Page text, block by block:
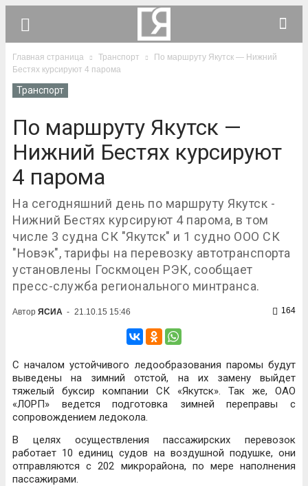
Главная страница Транспорт
По маршруту Якутск — Нижний
Бестях курсируют 4 парома
Транспорт
По маршруту Якутск —
Нижний Бестях курсируют
4 парома
На сегодняшний день по маршруту Якутск -
Нижний Бестях курсируют 4 парома, в том
числе 3 судна СК "Якутск" и 1 судно ООО СК
"Новэк", тарифы на перевозку автотранспорта
установлены Госкмоцен РЭК, сообщает
пресс-служба регионального минтранса.
Автор ЯСИА - 21.10.15 15:46 164
С началом устойчивого ледообразования паромы будут
выведены на зимний отстой, на их замену выйдет
тяжелый буксир компании СК «Якутск». Так же, ОАО
«ЛОРП» ведется подготовка зимней переправы с
сопровождением ледокола.
В целях осуществления пассажирских перевозок
работает 10 единиц судов на воздушной подушке, они
отправляются с 202 микрорайона, по мере наполнения
пассажирами.